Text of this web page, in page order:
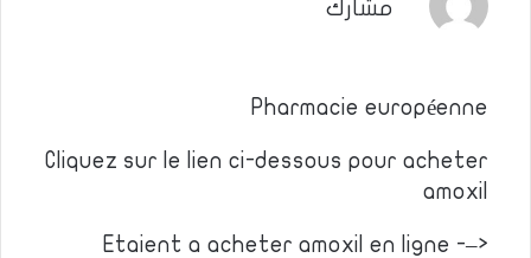
مشارك
Pharmacie européenne
Cliquez sur le lien ci-dessous pour acheter
amoxil
Etaient a acheter amoxil en ligne -–>